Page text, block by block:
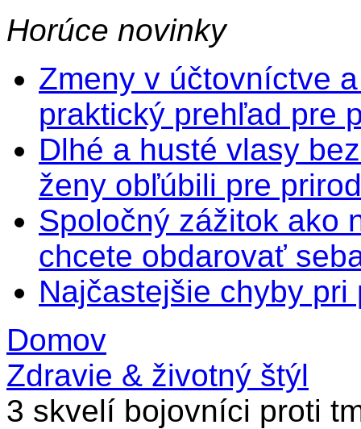
Horúce novinky
Zmeny v účtovníctve
praktický prehľad pre
Dlhé a husté vlasy
ženy obľúbili pre
Spoločný zážitok ako
chcete obdarovať
Najčastejšie chyby
Domov
Zdravie & životný štýl
3 skvelí bojovníci proti